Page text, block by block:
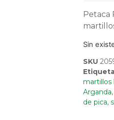
Petaca
Sin
SKU
martillos
Arganda,
de pica,